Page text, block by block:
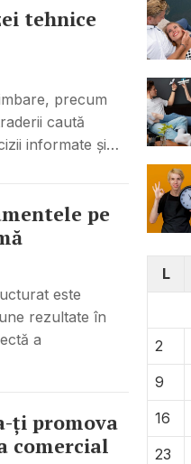
tehnice
precum
caută
informate și…
pe
este
rezultate în
a
ți promova
comercial
L
2
9
16
23